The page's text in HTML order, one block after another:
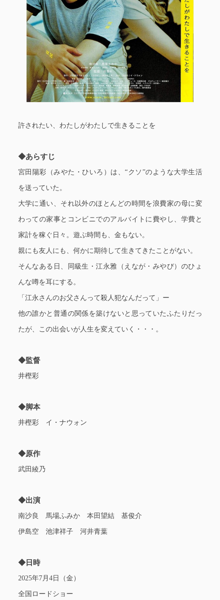
許されたい、わたしがわたしで生きることを
◆あらすじ
宮田陽彩（みやた・ひいろ）は、“クソ”のような大学生活
を送っていた。
大学に通い、それ以外のほとんどの時間を浪費家の母に変
わっての家事とコンビニでのアルバイトに費やし、学費と
家計を稼ぐ日々。遊ぶ時間も、金もない。
親にも友人にも、何かに期待して生きてきたことがない。
そんなある日、同級生・江永雅（えなが・みやび）のひょ
んな噂を耳にする。
「江永さんのお父さんって殺人犯なんだって」ー
他の誰かと普通の関係を築けないと思っていたふたりだっ
たが、この出会いが人生を変えていく・・・。
◆監督
井樫彩
◆脚本
井樫彩 イ・ナウォン
◆原作
武田綾乃
◆出演
南沙良 馬場ふみか 本田望結 基俊介
伊島空 池津祥子 河井青葉
◆日時
2025年7月4日（金）
全国ロードショー